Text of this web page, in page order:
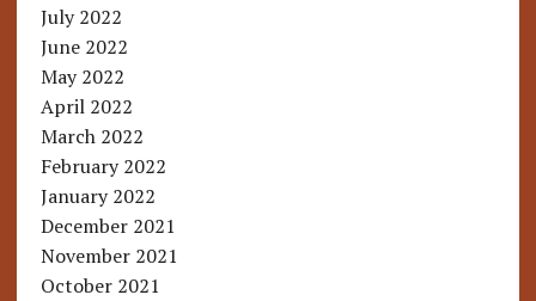
July 2022
June 2022
May 2022
April 2022
March 2022
February 2022
January 2022
December 2021
November 2021
October 2021